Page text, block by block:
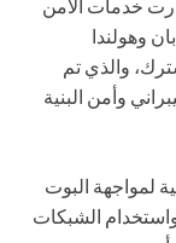
خدمات الأمن
وهولندا
والذي تم
وأمن البنية
لمواجهة البوت
الشبكات